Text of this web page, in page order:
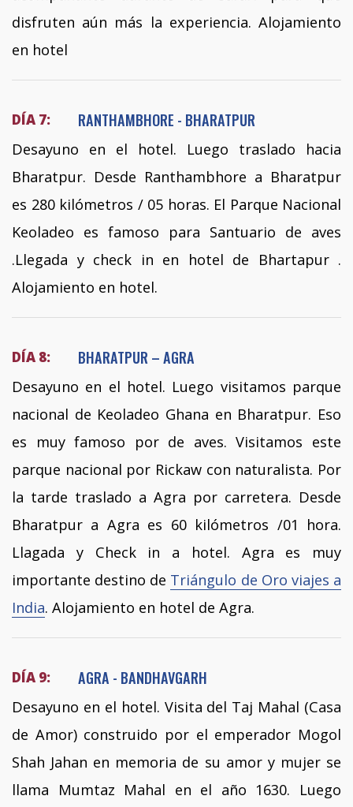
disfruten aún más la experiencia. Alojamiento
en hotel
DÍA 7: RANTHAMBHORE - BHARATPUR
Desayuno en el hotel. Luego traslado hacia
Bharatpur. Desde Ranthambhore a Bharatpur
es 280 kilómetros / 05 horas. El Parque Nacional
Keoladeo es famoso para Santuario de aves
.Llegada y check in en hotel de Bhartapur .
Alojamiento en hotel.
DÍA 8: BHARATPUR – AGRA
Desayuno en el hotel. Luego visitamos parque
nacional de Keoladeo Ghana en Bharatpur. Eso
es muy famoso por de aves. Visitamos este
parque nacional por Rickaw con naturalista. Por
la tarde traslado a Agra por carretera. Desde
Bharatpur a Agra es 60 kilómetros /01 hora.
Llagada y Check in a hotel. Agra es muy
importante destino de Triángulo de Oro viajes a
India. Alojamiento en hotel de Agra.
DÍA 9: AGRA - BANDHAVGARH
Desayuno en el hotel. Visita del Taj Mahal (Casa
de Amor) construido por el emperador Mogol
Shah Jahan en memoria de su amor y mujer se
llama Mumtaz Mahal en el año 1630. Luego